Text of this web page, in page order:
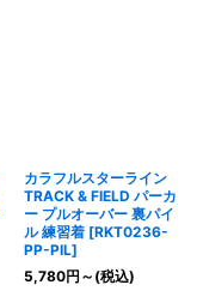
カラフルスターライン
TRACK & FIELD パーカ
ー プルオーバー 裏パイ
ル 練習着 [RKT0236-
PP-PIL]
5,780円 ～ (税込)